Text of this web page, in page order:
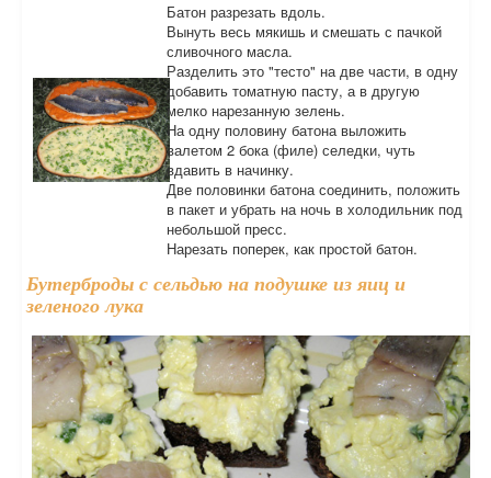
Батон разрезать вдоль.
Вынуть весь мякишь и смешать с пачкой
сливочного масла.
Разделить это "тесто" на две части, в одну
добавить томатную пасту, а в другую
мелко нарезанную зелень.
На одну половину батона выложить
валетом 2 бока (филе) селедки, чуть
вдавить в начинку.
Две половинки батона соединить, положить
в пакет и убрать на ночь в холодильник под
небольшой пресс.
Нарезать поперек, как простой батон.
Бутерброды с сельдью на подушке из яиц и
зеленого лука